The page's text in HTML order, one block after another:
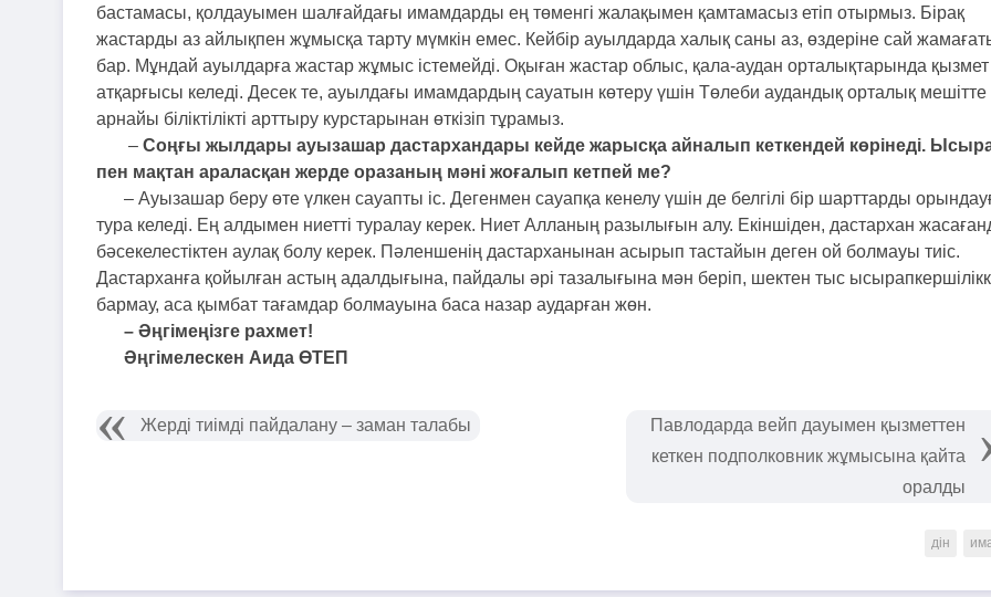
бастамасы, қолдауымен шалғайдағы имамдарды ең төменгі жалақымен қамтамасыз етіп отырмыз. Бірақ
жастарды аз айлықпен жұмысқа тарту мүмкін емес. Кейбір ауылдарда халық саны аз, өздеріне сай
бар. Мұндай ауылдарға жастар жұмыс істемейді. Оқыған жастар облыс, қала-аудан орталықтарында қызмет
атқарғысы келеді. Десек те, ауылдағы имамдардың сауатын көтеру үшін Төлеби аудандық орталық мешітте
арнайы біліктілікті арттыру курстарынан өткізіп тұрамыз.
– Соңғы жылдары ауызашар дастархандары кейде жарысқа айналып кеткендей көрінеді.
пен мақтан араласқан жерде оразаның мәні жоғалып кетпей ме?
– Ауызашар беру өте үлкен сауапты іс. Дегенмен сауапқа кенелу үшін де белгілі бір шарттарды
тура келеді. Ең алдымен ниетті туралау керек. Ниет Алланың разылығын алу. Екіншіден, дастархан
бәсекелестіктен аулақ болу керек. Пәленшенің дастарханынан асырып тастайын деген ой болмауы тиіс.
Дастарханға қойылған астың адалдығына, пайдалы әрі тазалығына мән беріп, шектен тыс
бармау, аса қымбат тағамдар болмауына баса назар аударған жөн.
– Әңгімеңізге рахмет!
Әңгімелескен Аида ӨТЕП
Жерді тиімді пайдалану – заман талабы
Павлодарда вейп дауымен қызметтен
кеткен подполковник жұмысына қайта
оралды
дін